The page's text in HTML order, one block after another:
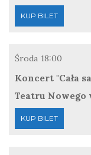
KUP BILET
Koncert "Cała
Teatru Nowego
Środa 18:00
KUP BILET